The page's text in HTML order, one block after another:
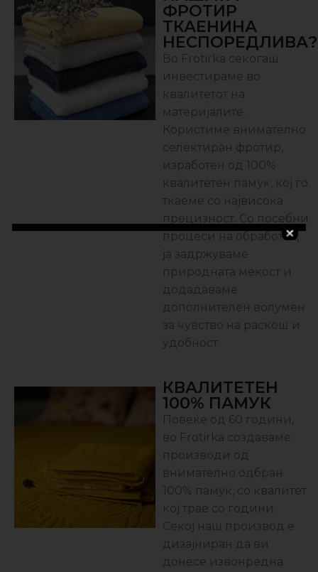
ФРОТИР
ТКАЕНИНА
НЕСПОРЕДЛИВА?
Во Frotirka секогаш
инвестираме во
квалитетот на
материјалите.
Користиме внимателно
селектиран фротир,
изработен од 100%
квалитетен памук, кој го
ткаеме со највисока
прецизност. Со посебни
процеси на обработка,
ја задржуваме
природната мекост и
додадаваме
дополнителен волумен
за чувство на раскош и
удобност.
КВАЛИТЕТЕН
100% ПАМУК
Повеќе од 60 години,
во Frotirka создаваме
производи од
внимателно одбран
100% памук, со квалитет
кој трае со години.
Секој наш производ е
дизајниран да ви
донесе извонредна